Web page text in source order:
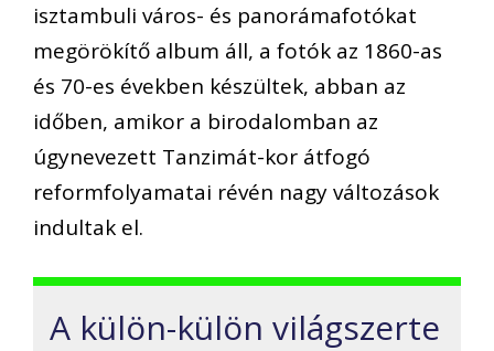
isztambuli város- és panorámafotókat
megörökítő album áll, a fotók az 1860-as
és 70-es években készültek, abban az
időben, amikor a birodalomban az
úgynevezett Tanzimát-kor átfogó
reformfolyamatai révén nagy változások
indultak el.
A külön-külön világszerte